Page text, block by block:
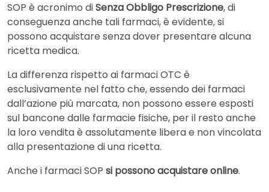
SOP è acronimo diSenza Obbligo Prescrizione, di
conseguenza anche tali farmaci, è evidente, si
possono acquistare senza dover presentare alcuna
ricetta medica.
La differenza rispetto ai farmaci OTC è
esclusivamente nel fatto che, essendo dei farmaci
dall’azione più marcata, non possono essere esposti
sul bancone dalle farmacie fisiche, per il resto anche
la loro vendita è assolutamente libera e non vincolata
alla presentazione di una ricetta.
Anche i farmaci SOP si possono acquistare online.